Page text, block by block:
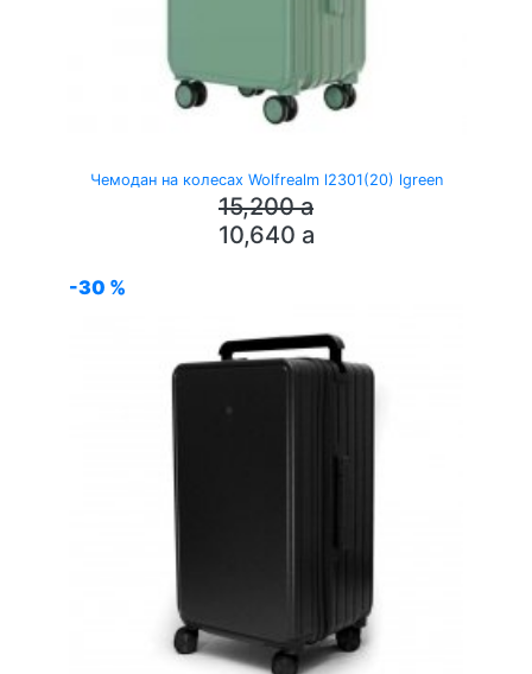
Чемодан на колесах Wolfrealm l2301(20) lgreen
15,200a
10,640 a
-30 %